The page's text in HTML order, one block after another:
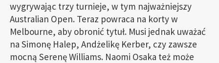
wygrywając trzy turnieje, w tym najważniejszy
Australian Open. Teraz powraca na korty w
Melbourne, aby obronić tytuł. Musi jednak uważać
na Simonę Halep, Andżelikę Kerber, czy zawsze
mocną Serenę Williams. Naomi Osaka też może